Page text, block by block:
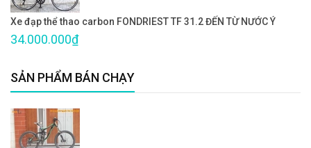
Xe đạp thể thao carbon FONDRIEST TF 31.2 ĐẾN TỪ NƯỚC Ý
34.000.000₫
SẢN PHẨM BÁN CHẠY